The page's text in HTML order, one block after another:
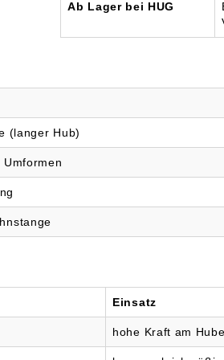
Ab Lager bei HUG
(langer Hub)
Einsatz
hohe Kraft am